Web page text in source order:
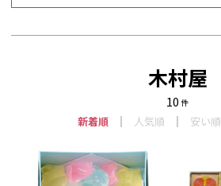
木村屋
10 件
新着順 人気順 安い順